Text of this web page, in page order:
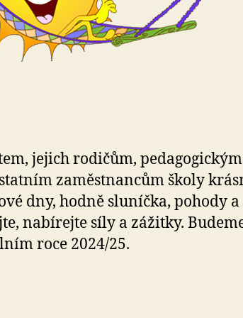
jejich rodičům, pedagogickým
zaměstnancům školy
dny, hodně sluníčka, pohody a
nabírejte síly a zážitky.
roce 2024/25.